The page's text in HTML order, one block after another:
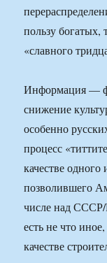
пользу богатых,
«славного
Информация —
снижение
особенно
процесс
качестве
позволившего
числе над СССР/
есть не что
качестве